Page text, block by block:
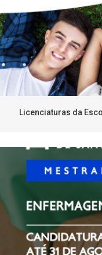
Licenciaturas da